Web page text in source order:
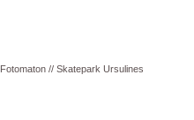
Fotomaton // Skatepark Ursulines